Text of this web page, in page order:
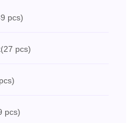
pcs)
(27 pcs)
pcs)